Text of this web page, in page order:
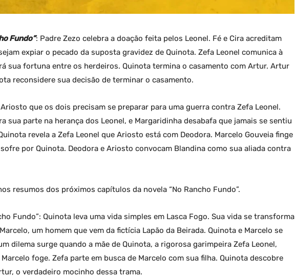
Fundo”: Padre Zezo celebra a doação feita pelos Leonel. Fé e Cira acreditam
expiar o pecado da suposta gravidez de Quinota. Zefa Leonel comunica à
sua fortuna entre os herdeiros. Quinota termina o casamento com Artur. Artur
reconsidere sua decisão de terminar o casamento.
que os dois precisam se preparar para uma guerra contra Zefa Leonel.
sua parte na herança dos Leonel, e Margaridinha desabafa que jamais se sentiu
revela a Zefa Leonel que Ariosto está com Deodora. Marcelo Gouveia finge
por Quinota. Deodora e Ariosto convocam Blandina como sua aliada contra
resumos dos próximos capítulos da novela “No Rancho Fundo”.
Fundo”: Quinota leva uma vida simples em Lasca Fogo. Sua vida se transforma
um homem que vem da fictícia Lapão da Beirada. Quinota e Marcelo se
dilema surge quando a mãe de Quinota, a rigorosa garimpeira Zefa Leonel,
foge. Zefa parte em busca de Marcelo com sua filha. Quinota descobre
o verdadeiro mocinho dessa trama.